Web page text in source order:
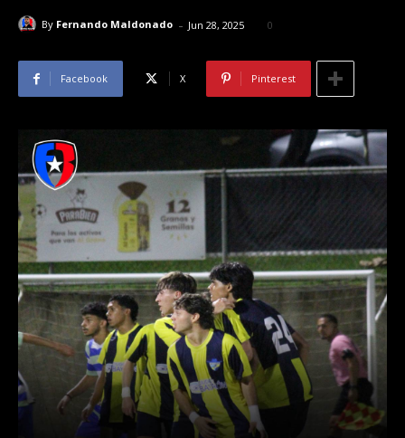
By Fernando Maldonado - Jun 28, 2025 0
Facebook X Pinterest